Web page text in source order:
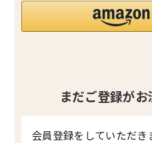
まだご登録が
会員登録をしていただ